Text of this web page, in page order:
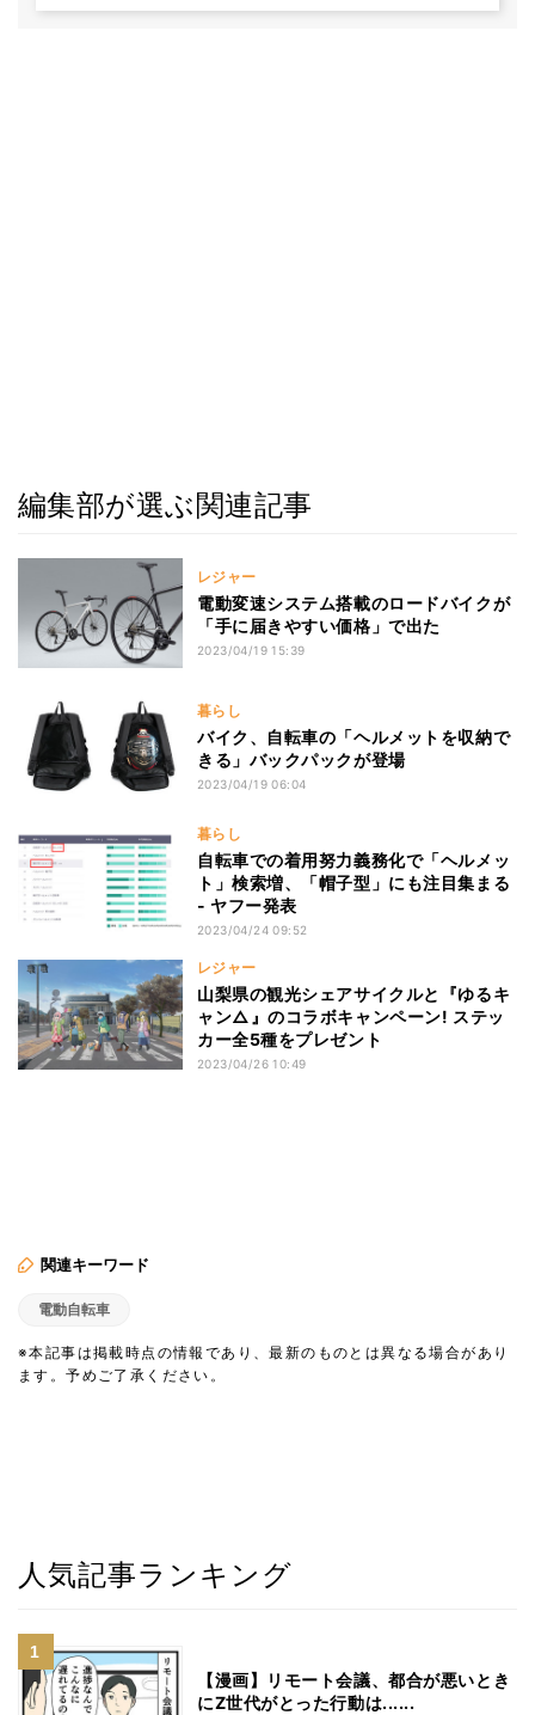
編集部が選ぶ関連記事
レジャー
電動変速システム搭載のロードバイクが
「手に届きやすい価格」で出た
2023/04/19 15:39
暮らし
バイク、自転車の「ヘルメットを収納で
きる」バックパックが登場
2023/04/19 06:04
暮らし
自転車での着用努力義務化で「ヘルメッ
ト」検索増、「帽子型」にも注目集まる
- ヤフー発表
2023/04/24 09:52
レジャー
山梨県の観光シェアサイクルと『ゆるキ
ャン△』のコラボキャンペーン! ステッ
カー全5種をプレゼント
2023/04/26 10:49
関連キーワード
電動自転車
※本記事は掲載時点の情報であり、最新のものとは異なる場合があり
ます。予めご了承ください。
人気記事ランキング
【漫画】リモート会議、都合が悪いとき
にZ世代がとった行動は......